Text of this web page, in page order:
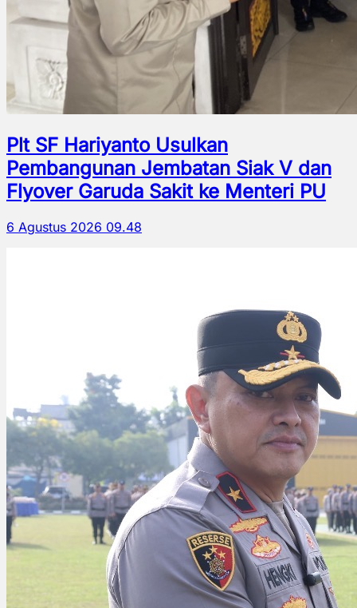
Plt SF Hariyanto Usulkan
Pembangunan Jembatan Siak V dan
Flyover Garuda Sakit ke Menteri PU
6 Agustus 2026 09.48